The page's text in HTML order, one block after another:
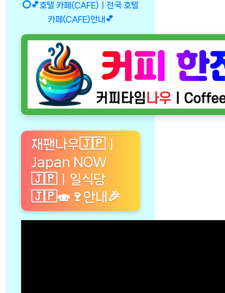
⭕💕호텔 카페(CAFE)ㅣ전국 호텔
카페(CAFE)안내💕
재팬나우🇯🇵ㅣ
Japan NOW
🇯🇵ㅣ일식당
🇯🇵🍣🍷안내🎉